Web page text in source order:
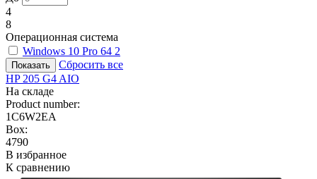
4
8
Операционная система
Windows 10 Pro 64 2
Сбросить все
HP 205 G4 AIO
На складе
Product number:
1C6W2EA
Box:
4790
В избранное
К сравнению